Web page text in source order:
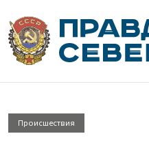
Происшествия